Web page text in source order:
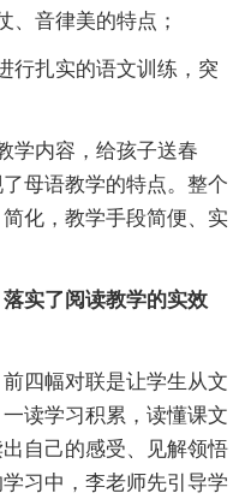
音律美的特点；
扎实的语文训练，突
内容，给孩子送春
母语教学的特点。整个
化，教学手段简便、实
实了阅读教学的实效
四幅对联是让学生从文
读学习积累，读懂课文
自己的感受、见解领悟
习中，李老师先引导学